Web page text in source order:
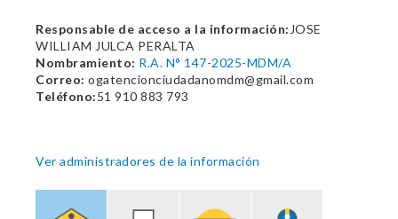
Responsable de acceso a la información: JOSE
WILLIAM JULCA PERALTA
Nombramiento: R.A. N° 147-2025-MDM/A
Correo: ogatencionciudadanomdm@gmail.com
Teléfono:51 910 883 793
Ver administradores de la información